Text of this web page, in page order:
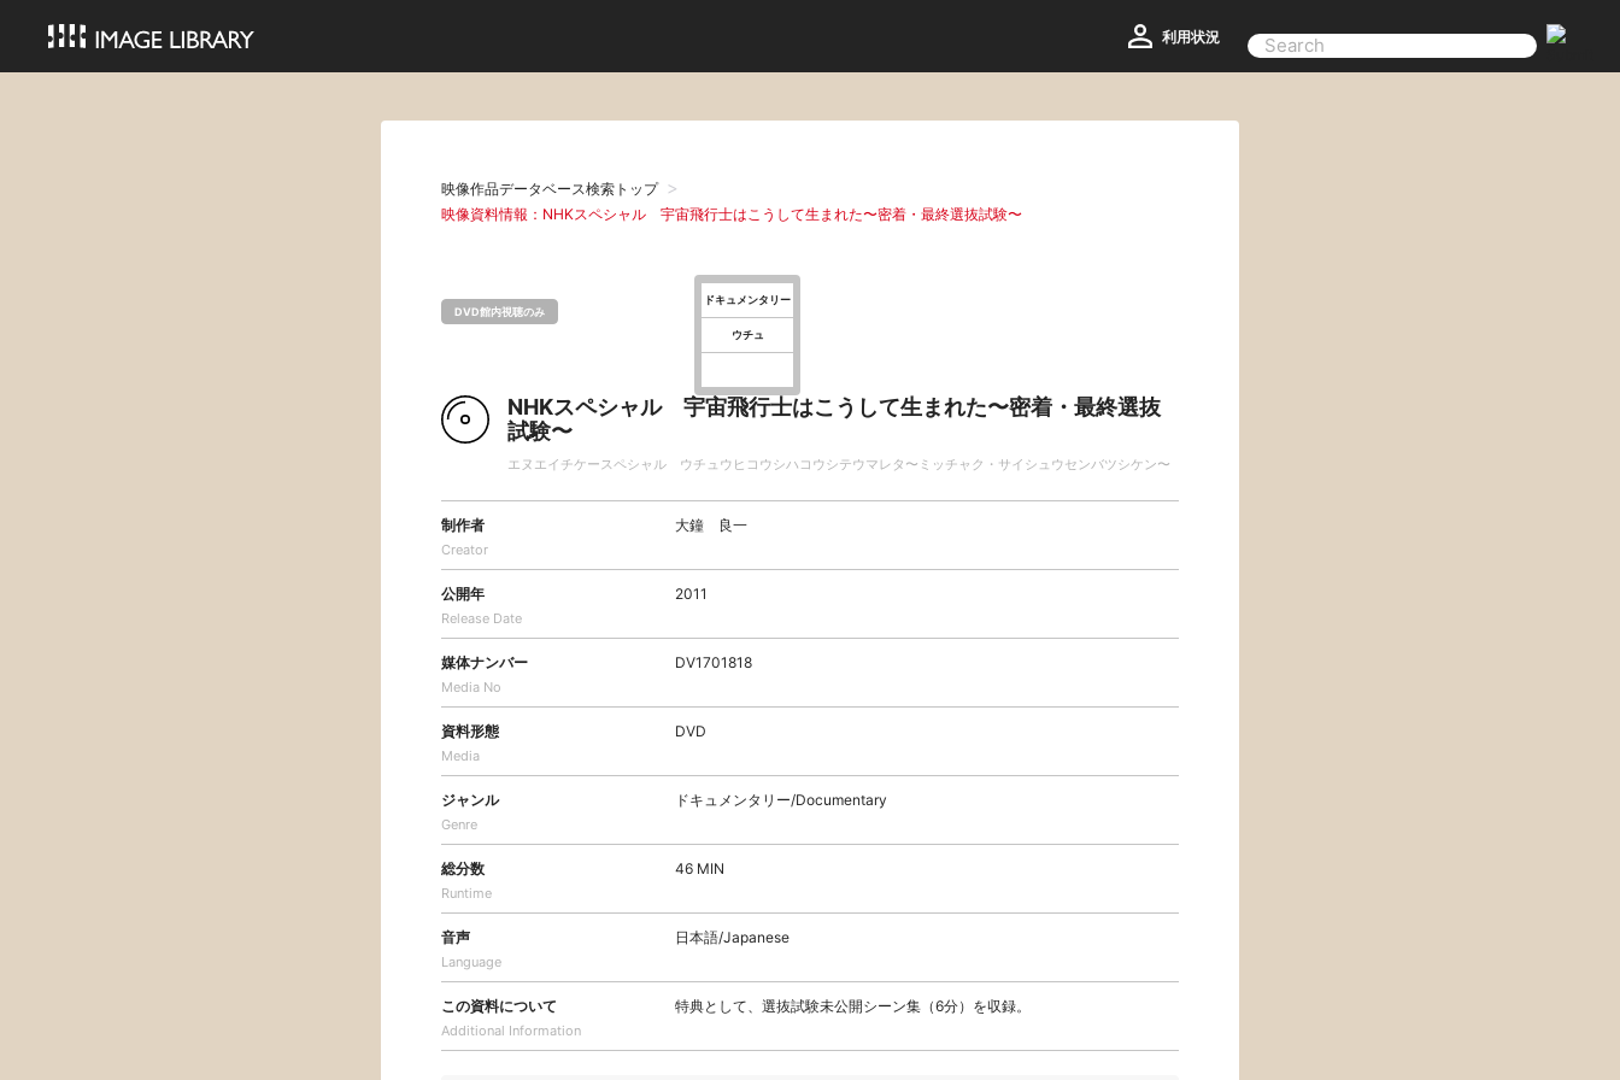
利用状況
映像作品データベース検索トップ
映像資料情報：NHKスペシャル 宇宙飛行士はこうして生まれた〜密着・最終選抜試験〜
DVD館内視聴のみ
ドキュメンタリー
ウチュ
NHKスペシャル 宇宙飛行士はこうして生まれた〜密着・最終選抜
試験〜
エヌエイチケースペシャル ウチュウヒコウシハコウシテウマレタ〜ミッチャク・サイシュウセンバツシケン〜
制作者
Creator
大鐘 良一
公開年
Release Date
2011
媒体ナンバー
Media No
DV1701818
資料形態
Media
DVD
ジャンル
Genre
ドキュメンタリー/Documentary
総分数
Runtime
46 MIN
音声
Language
日本語/Japanese
この資料について
Additional Information
特典として、選抜試験未公開シーン集（6分）を収録。